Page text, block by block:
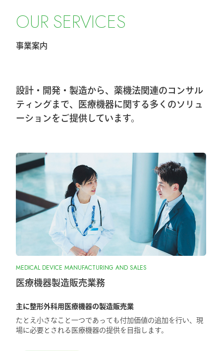
せ
2026.2.20
2026.1.8
第40回東日本手外科研究会出展＆ハンズ
2026.1.7
大阪物流センター開設(移転)のお知らせ
2026.1.7
『SurgiGear1.0システム』の販売終了のお
知らせ
2025.10.28
『ORIONフィンガージョイント』承認取
得しました
2025.5.29
第98回日本整形外科学会学術総会に出展
しました
OUR SERVICES
事業案内
設計・開発・製造から、薬機法関連のコンサル
ティングまで、医療機器に関する多くのソリュ
ーションをご提供しています。
MEDICAL DEVICE MANUFACTURING AND SALES
医療機器製造販売業務
主に整形外科用医療機器の製造販売業
たとえ小さなこと一つであっても付加価値の追加を行い、現
場に必要とされる医療機器の提供を目指します。